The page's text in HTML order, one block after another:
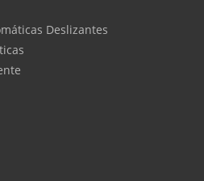
Deslizantes